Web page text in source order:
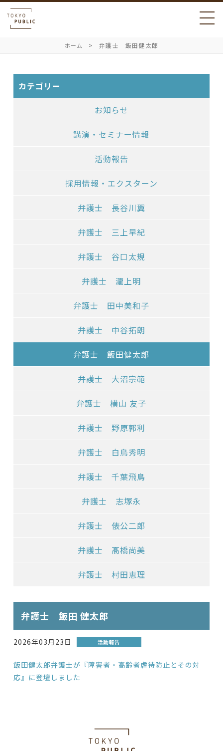
ホーム 弁護士 飯田健太郎
カテゴリー
お知らせ
講演・セミナー情報
活動報告
採用情報・エクスターン
弁護士 長谷川翼
弁護士 三上早紀
弁護士 谷口太規
弁護士 瀧上明
弁護士 田中美和子
弁護士 中谷拓朗
弁護士 飯田健太郎
弁護士 大沼宗範
弁護士 横山 友子
弁護士 野原郭利
弁護士 白鳥秀明
弁護士 千葉飛鳥
弁護士 志塚永
弁護士 俵公二郎
弁護士 髙橋尚美
弁護士 村田恵理
弁護士 飯田 健太郎
2026年03月23日 活動報告
飯田健太郎弁護士が『障害者・高齢者虐待防止とその対
応』に登壇しました